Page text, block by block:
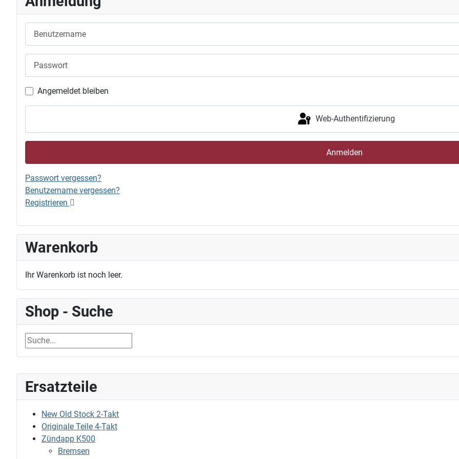
Ersatzteile
New Old Stock 2-Takt
Originale Teile 4-Takt
Zündapp K500
Bremsen
Angemeldet bleiben
Web-Authentifizierung
Anmelden
Passwort vergessen?
Benutzername vergessen?
Registrieren
Warenkorb
Ihr Warenkorb ist noch leer.
Shop - Suche